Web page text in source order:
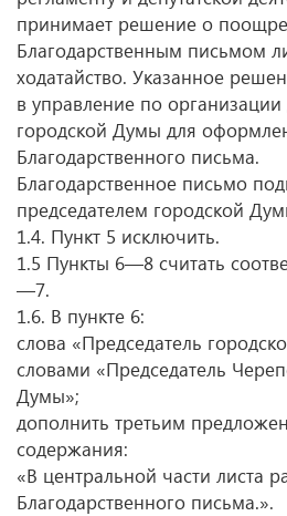
принимает решение о
Благодарственным письмом
ходатайство. Указанное
в управление по организации
городской Думы для
Благодарственного письма.
Благодарственное письмо
председателем городской
1.4. Пункт 5 исключить.
1.5 Пункты 6—8 считать
—7.
1.6. В пункте 6:
слова «Председатель
словами «Председатель
Думы»;
дополнить третьим
содержания:
«В центральной части листа
Благодарственного письма.».